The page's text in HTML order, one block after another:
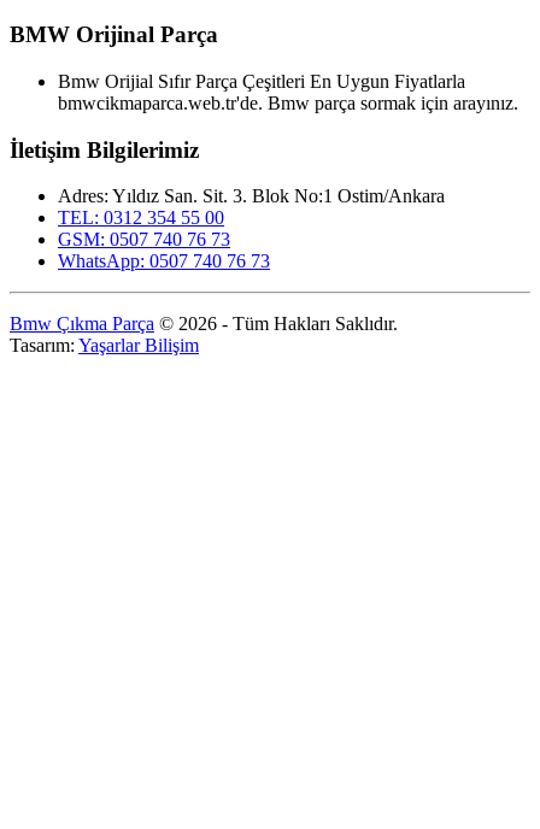
BMW Orijinal Parça
Bmw Orijial Sıfır Parça Çeşitleri En Uygun Fiyatlarla
bmwcikmaparca.web.tr'de. Bmw parça sormak için arayınız.
İletişim Bilgilerimiz
Adres: Yıldız San. Sit. 3. Blok No:1 Ostim/Ankara
TEL: 0312 354 55 00
GSM: 0507 740 76 73
WhatsApp: 0507 740 76 73
Bmw Çıkma Parça © 2026 - Tüm Hakları Saklıdır.
Tasarım: Yaşarlar Bilişim